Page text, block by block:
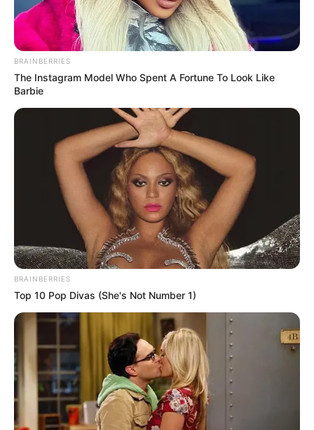
BRAINBERRIES
The Instagram Model Who Spent A Fortune To Look Like
Barbie
BRAINBERRIES
Top 10 Pop Divas (She's Not Number 1)